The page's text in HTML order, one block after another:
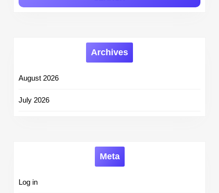
Archives
August 2026
July 2026
Meta
Log in